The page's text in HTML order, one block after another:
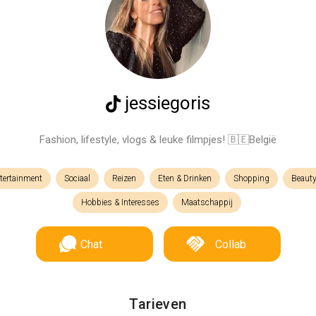
jessiegoris
Fashion, lifestyle, vlogs & leuke filmpjes! 🇧🇪België
Sociaal Reizen Eten & Drinken Shopping
Hobbies & Interesses Maatschappij
Chat Collab
Tarieven